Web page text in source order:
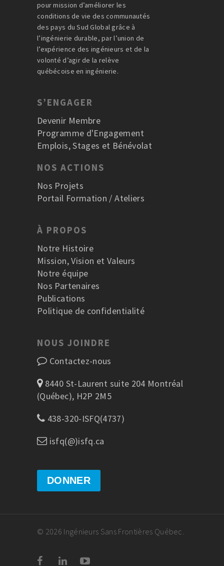
pour mission d’améliorer les
conditions de vie des communautés
des pays du Sud Global grâce à
l’ingénierie durable, par l’union de
l’expérience des ingénieurs et de la
volonté d’agir de la relève
québécoise en ingénierie.
S’ENGAGER
Devenir Membre
Programme d'Engagement
Emplois, Stages et Bénévolat
NOS ACTIONS
Nos Projets
Portail Formation / Ateliers
À PROPOS
Notre Histoire
Mission, Vision et Valeurs
Notre équipe
Nos Partenaires
Publications
Politique de confidentialité
NOUS JOINDRE
Contactez-nous
8440 St-Laurent suite 204 Montréal
(Québec), H2P 2M5
438-320-ISFQ(4737)
isfq(@)isfq.ca
DONNER
© 2026 Ingénieurs Sans Frontières Québec.